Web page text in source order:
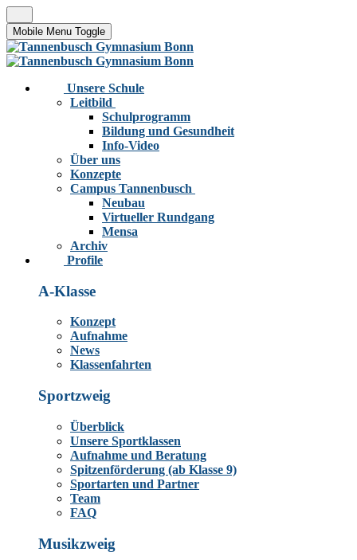
Mobile Menu Toggle
Unsere Schule
Leitbild
Schulprogramm
Bildung und Gesundheit
Info-Video
Über uns
Konzepte
Campus Tannenbusch
Neubau
Virtueller Rundgang
Mensa
Archiv
Profile
A-Klasse
Konzept
Aufnahme
News
Klassenfahrten
Sportzweig
Überblick
Unsere Sportklassen
Aufnahme und Beratung
Spitzenförderung (ab Klasse 9)
Sportarten und Partner
Team
FAQ
Musikzweig